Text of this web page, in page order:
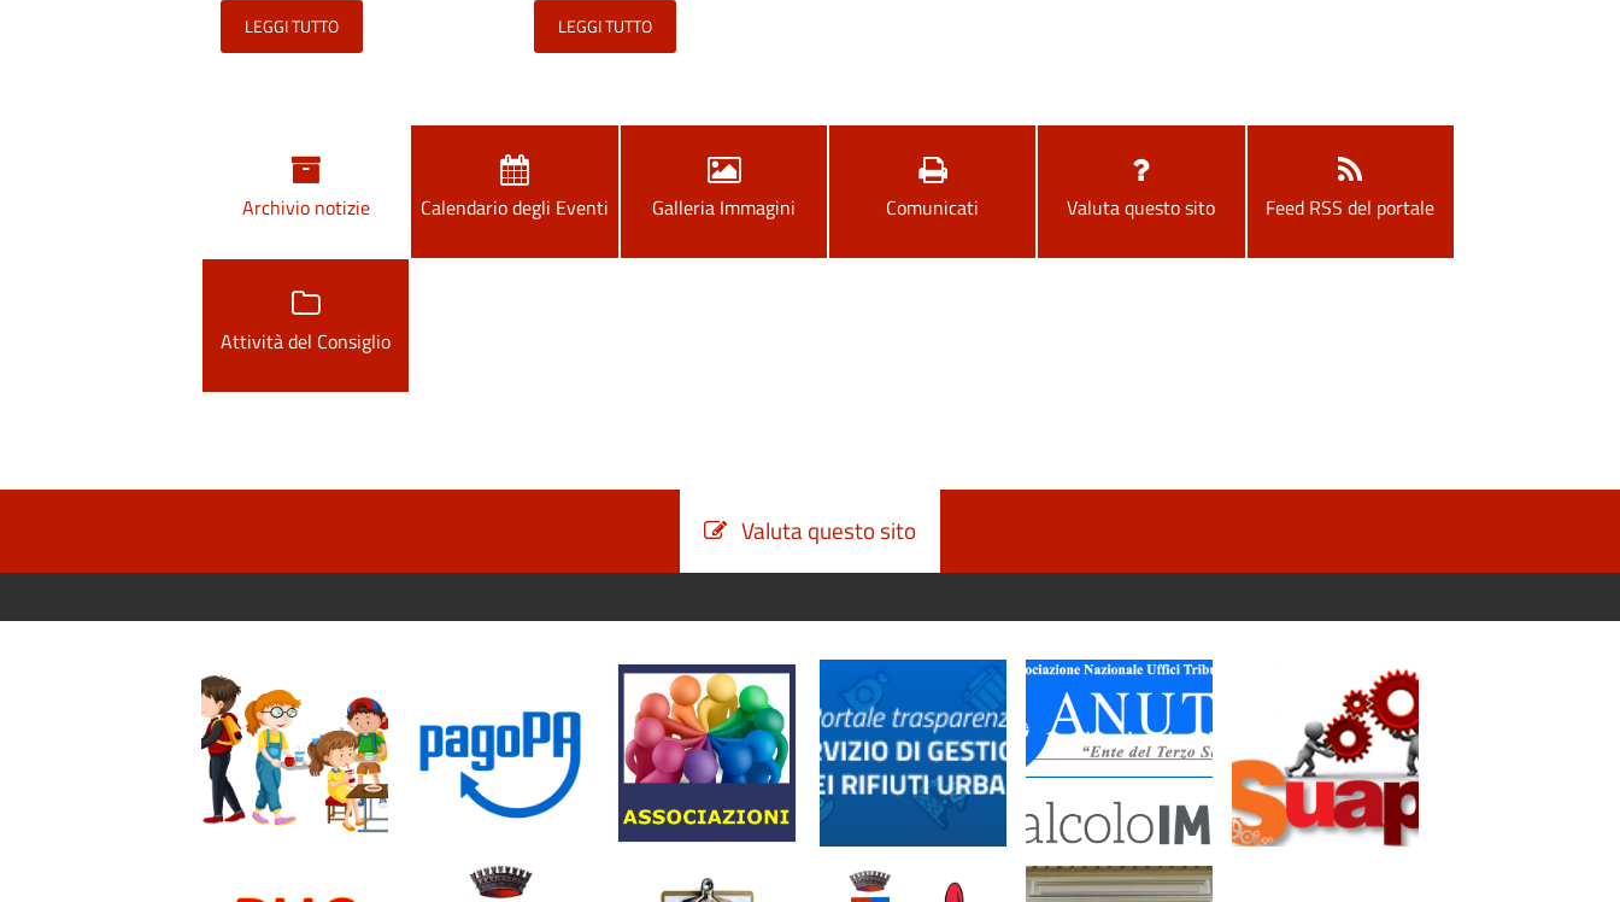
LEGGI TUTTO LEGGI TUTTO
Archivio notizie Calendario degli Eventi Galleria Immagini Comunicati Valuta questo sito Feed RSS del portale
Attività del Consiglio
Valuta questo sito